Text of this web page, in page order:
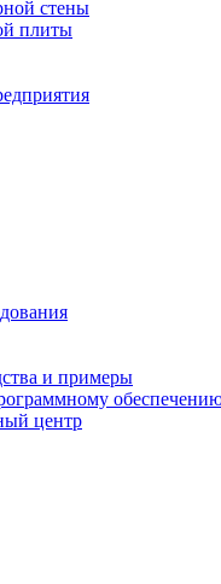
стены
плиты
и примеры
центр